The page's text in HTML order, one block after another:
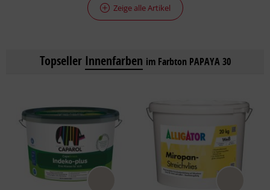
Zeige alle Artikel
Topseller Innenfarben im Farbton PAPAYA 30